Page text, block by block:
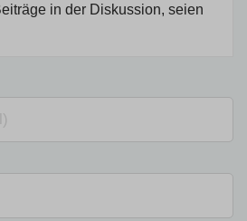
in der Diskussion, seien